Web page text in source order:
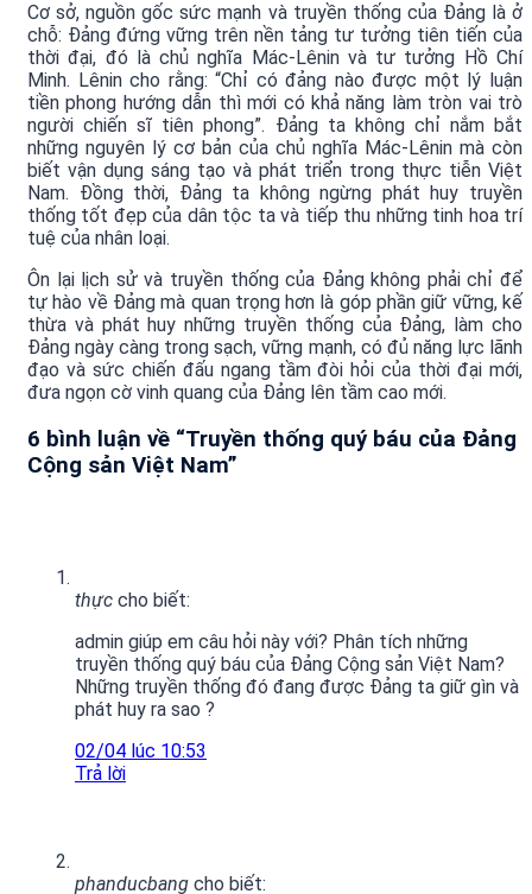
Cơ sở, nguồn gốc sức mạnh và truyền thống của Đảng là ở
chỗ: Đảng đứng vững trên nền tảng tư tưởng tiên tiến của
thời đại, đó là chủ nghĩa Mác-Lênin và tư tưởng Hồ Chí
Minh. Lênin cho rằng: “Chỉ có đảng nào được một lý luận
tiền phong hướng dẫn thì mới có khả năng làm tròn vai trò
người chiến sĩ tiên phong”. Đảng ta không chỉ nắm bắt
những nguyên lý cơ bản của chủ nghĩa Mác-Lênin mà còn
biết vận dụng sáng tạo và phát triển trong thực tiễn Việt
Nam. Đồng thời, Đảng ta không ngừng phát huy truyền
thống tốt đẹp của dân tộc ta và tiếp thu những tinh hoa trí
tuệ của nhân loại.
Ôn lại lịch sử và truyền thống của Đảng không phải chỉ để
tự hào về Đảng mà quan trọng hơn là góp phần giữ vững, kế
thừa và phát huy những truyền thống của Đảng, làm cho
Đảng ngày càng trong sạch, vững mạnh, có đủ năng lực lãnh
đạo và sức chiến đấu ngang tầm đòi hỏi của thời đại mới,
đưa ngọn cờ vinh quang của Đảng lên tầm cao mới.
6 bình luận về “Truyền thống quý báu của Đảng
Cộng sản Việt Nam”
thực cho biết:
admin giúp em câu hỏi này với? Phân tích những
truyền thống quý báu của Đảng Cộng sản Việt Nam?
Những truyền thống đó đang được Đảng ta giữ gìn và
phát huy ra sao ?
02/04 lúc 10:53
Trả lời
phanducbang cho biết: